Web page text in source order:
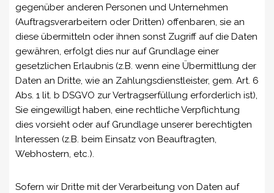
gegenüber anderen Personen und Unternehmen
(Auftragsverarbeitern oder Dritten) offenbaren, sie an
diese übermitteln oder ihnen sonst Zugriff auf die Daten
gewähren, erfolgt dies nur auf Grundlage einer
gesetzlichen Erlaubnis (z.B. wenn eine Übermittlung der
Daten an Dritte, wie an Zahlungsdienstleister, gem. Art. 6
Abs. 1 lit. b DSGVO zur Vertragserfüllung erforderlich ist),
Sie eingewilligt haben, eine rechtliche Verpflichtung
dies vorsieht oder auf Grundlage unserer berechtigten
Interessen (z.B. beim Einsatz von Beauftragten,
Webhostern, etc.).
Sofern wir Dritte mit der Verarbeitung von Daten auf